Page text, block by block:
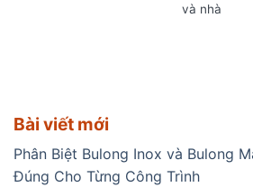
Bài viết mới
Phân Biệt Bulong Inox và Bulong
Đúng Cho Từng Công Trình
và nhà